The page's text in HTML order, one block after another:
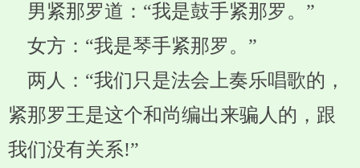
男紧那罗道：“我是鼓手紧那罗。”
女方：“我是琴手紧那罗。”
两人：“我们只是法会上奏乐唱歌的，
紧那罗王是这个和尚编出来骗人的，跟
我们没有关系!”